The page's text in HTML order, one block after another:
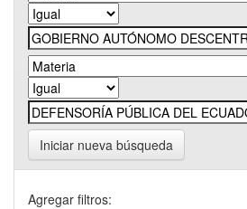
Iniciar nueva búsqueda
Agregar filtros: